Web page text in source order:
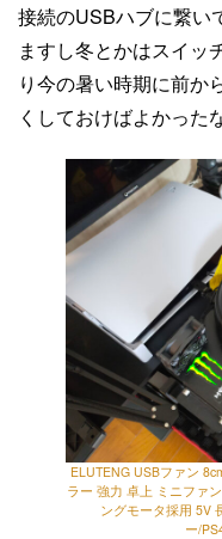
接続のUSBハブに繋い
ますし冬とかはスイッ
り今の暑い時期に前か
くしておけばよかった
ELUTENG USBファン
ラー 強力 卓上 ミニファ
ングモータ採用 5V
ー/